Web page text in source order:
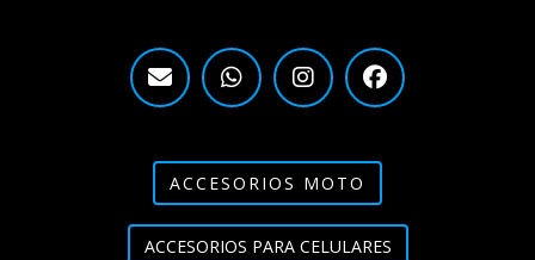
ACCESORIOS MOTO
ACCESORIOS PARA CELULARES